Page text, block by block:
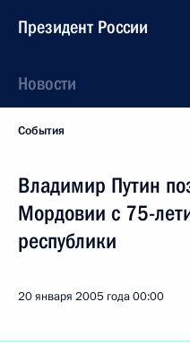
Президент России
Новости
События
Владимир Путин
Мордовии с 75-
республики
20 января 2005 года00:00